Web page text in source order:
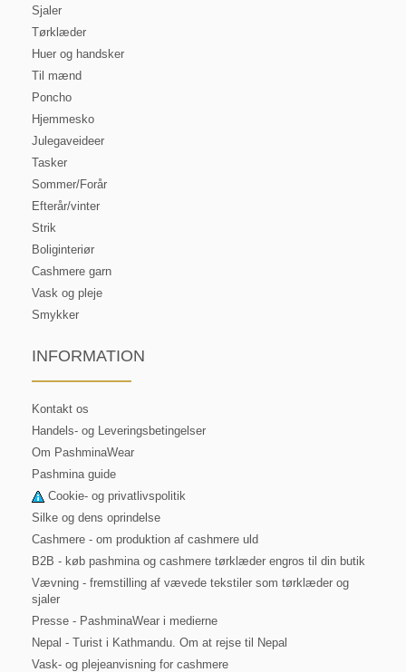
Sjaler
Tørklæder
Huer og handsker
Til mænd
Poncho
Hjemmesko
Julegaveideer
Tasker
Sommer/Forår
Efterår/vinter
Strik
Boliginteriør
Cashmere garn
Vask og pleje
Smykker
INFORMATION
Kontakt os
Handels- og Leveringsbetingelser
Om PashminaWear
Pashmina guide
Cookie- og privatlivspolitik
Silke og dens oprindelse
Cashmere - om produktion af cashmere uld
B2B - køb pashmina og cashmere tørklæder engros til din butik
Vævning - fremstilling af vævede tekstiler som tørklæder og
sjaler
Presse - PashminaWear i medierne
Nepal - Turist i Kathmandu. Om at rejse til Nepal
Vask- og plejeanvisning for cashmere